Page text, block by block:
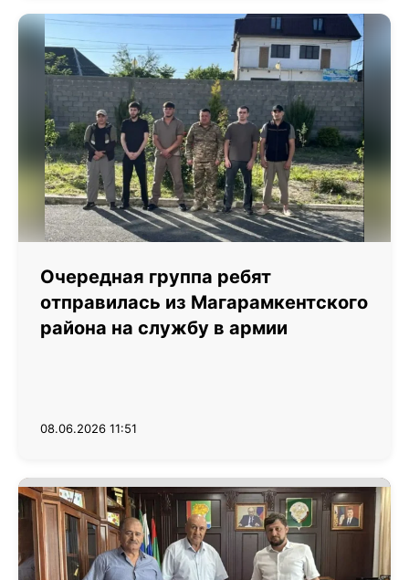
Очередная группа ребят
отправилась из Магарамкентского
района на службу в армии
08.06.2026 11:51